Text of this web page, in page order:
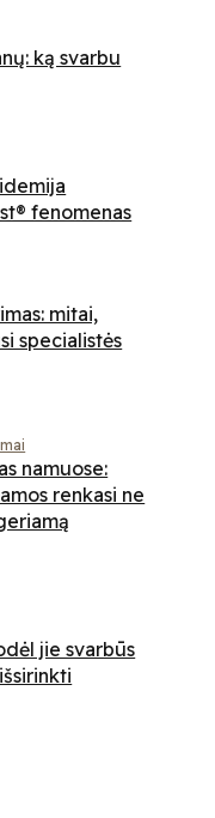
ką svarbu
fenomenas
mitai,
specialistės
namuose:
renkasi ne
jie svarbūs